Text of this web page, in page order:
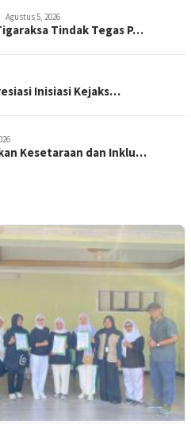
Agustus 5, 2026
Tindak Tegas P…
Inisiasi Kejaks…
Kesetaraan dan Inklu…